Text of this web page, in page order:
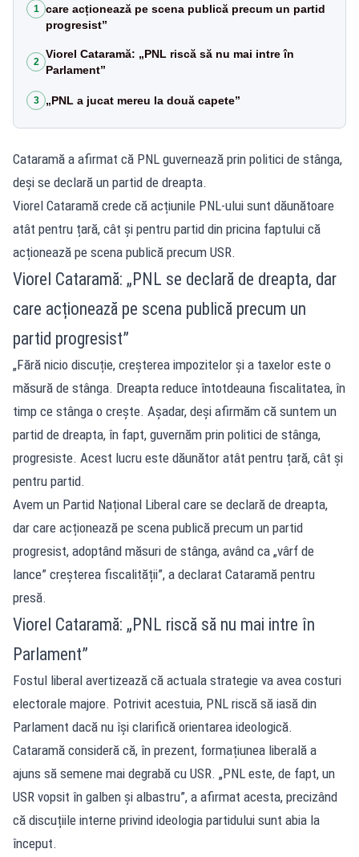
1
care acționează pe scena publică precum un partid
progresist”
2
Viorel Cataramă: „PNL riscă să nu mai intre în
Parlament”
3 „PNL a jucat mereu la două capete”
Cataramă a afirmat că PNL guvernează prin politici de stânga,
deși se declară un partid de dreapta.
Viorel Cataramă crede că acțiunile PNL-ului sunt dăunătoare
atât pentru țară, cât și pentru partid din pricina faptului că
acționează pe scena publică precum USR.
Viorel Cataramă: „PNL se declară de dreapta, dar
care acționează pe scena publică precum un
partid progresist”
„Fără nicio discuție, creșterea impozitelor și a taxelor este o
măsură de stânga. Dreapta reduce întotdeauna fiscalitatea, în
timp ce stânga o crește. Așadar, deși afirmăm că suntem un
partid de dreapta, în fapt, guvernăm prin politici de stânga,
progresiste. Acest lucru este dăunător atât pentru țară, cât și
pentru partid.
Avem un Partid Național Liberal care se declară de dreapta,
dar care acționează pe scena publică precum un partid
progresist, adoptând măsuri de stânga, având ca „vârf de
lance” creșterea fiscalității”, a declarat Cataramă pentru
presă.
Viorel Cataramă: „PNL riscă să nu mai intre în
Parlament”
Fostul liberal avertizează că actuala strategie va avea costuri
electorale majore. Potrivit acestuia, PNL riscă să iasă din
Parlament dacă nu își clarifică orientarea ideologică.
Cataramă consideră că, în prezent, formațiunea liberală a
ajuns să semene mai degrabă cu USR. „PNL este, de fapt, un
USR vopsit în galben și albastru”, a afirmat acesta, precizând
că discuțiile interne privind ideologia partidului sunt abia la
început.